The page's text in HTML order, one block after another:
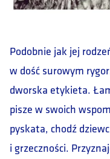
Podobnie jak jej
w dość surowym
dworska etykieta.
pisze w swoich
pyskata, chodź
i grzeczności.